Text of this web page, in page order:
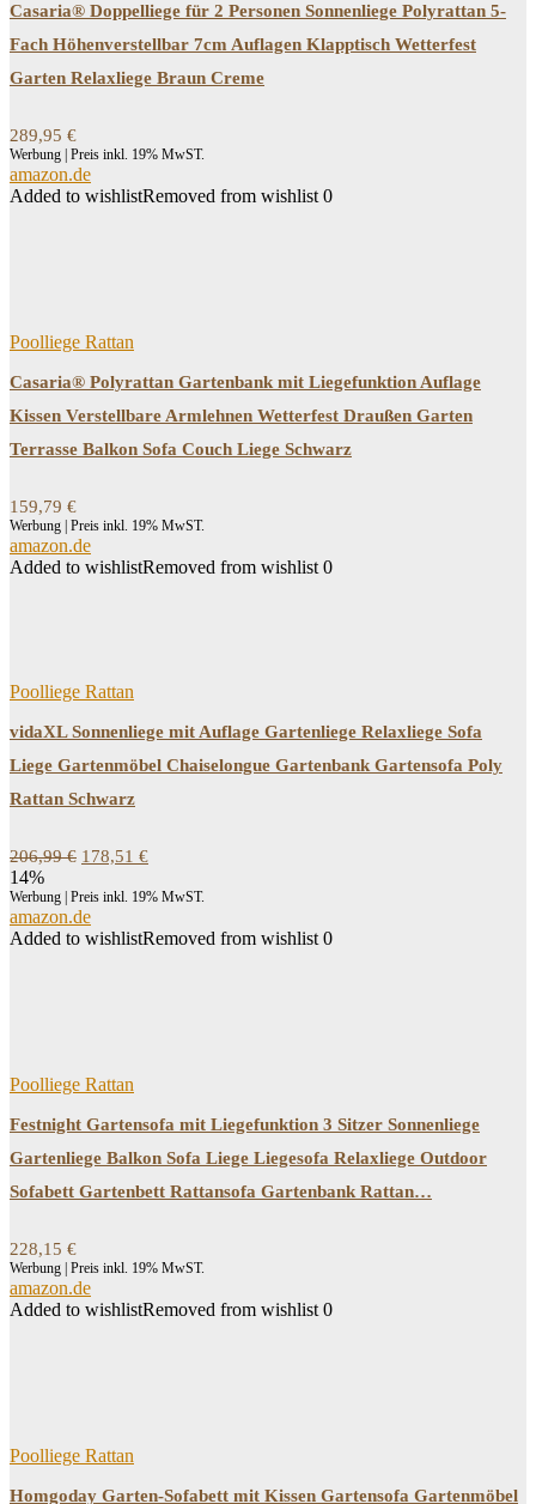
Filtern
Casaria® Doppelliege für 2 Personen Sonnenliege Polyrattan 5-
Fach Höhenverstellbar 7cm Auflagen Klapptisch Wetterfest
Garten Relaxliege Braun Creme
289,95 €
Werbung | Preis inkl. 19% MwST.
amazon.de
Added to wishlistRemoved from wishlist 0
Poolliege Rattan
Casaria® Polyrattan Gartenbank mit Liegefunktion Auflage
Kissen Verstellbare Armlehnen Wetterfest Draußen Garten
Terrasse Balkon Sofa Couch Liege Schwarz
159,79 €
Werbung | Preis inkl. 19% MwST.
amazon.de
Added to wishlistRemoved from wishlist 0
Poolliege Rattan
vidaXL Sonnenliege mit Auflage Gartenliege Relaxliege Sofa
Liege Gartenmöbel Chaiselongue Gartenbank Gartensofa Poly
Rattan Schwarz
206,99€ Ursprünglicher
war:
206,99 €
178,51 €
ist:
14%
Werbung | Preis inkl. 19% MwST.
amazon.de
Added to wishlistRemoved from wishlist 0
Poolliege Rattan
Festnight Gartensofa mit Liegefunktion 3 Sitzer Sonnenliege
Gartenliege Balkon Sofa Liege Liegesofa Relaxliege Outdoor
Sofabett Gartenbett Rattansofa Gartenbank Rattan…
228,15 €
Werbung | Preis inkl. 19% MwST.
amazon.de
Added to wishlistRemoved from wishlist 0
Poolliege Rattan
Homgoday Garten-Sofabett mit Kissen Gartensofa Gartenmöbel